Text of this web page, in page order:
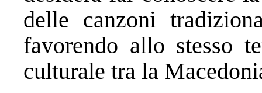
delle canzoni
favorendo allo stesso
culturale tra la